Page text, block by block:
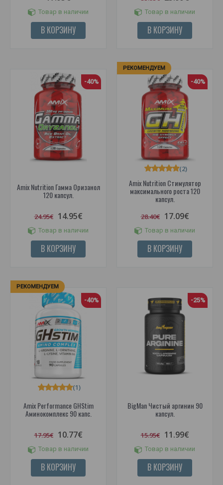
Товар в наличии
В КОРЗИНУ
Товар в наличии
В КОРЗИНУ
-40%
Amix Nutrition Гамма Оризанол
120 капсул.
24.95€ 14.95€
Товар в наличии
В КОРЗИНУ
РЕКОМЕНДУЕМ
-40%
Amix Nutrition Стимулятор
максимального роста 120
капсул.
(2)
28.40€ 17.09€
Товар в наличии
В КОРЗИНУ
РЕКОМЕНДУЕМ
-40%
Amix Performance GHStim
Аминокомплекс 90 капс.
(1)
17.95€ 10.77€
Товар в наличии
В КОРЗИНУ
-25%
BigMan Чистый аргинин 90
капсул.
15.95€ 11.99€
Товар в наличии
В КОРЗИНУ